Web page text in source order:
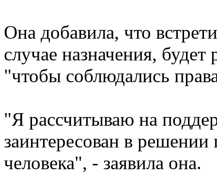
Она добавила, что
случае назначения, будет
"чтобы соблюдались
"Я рассчитываю на
заинтересован в
человека", - заявила она.